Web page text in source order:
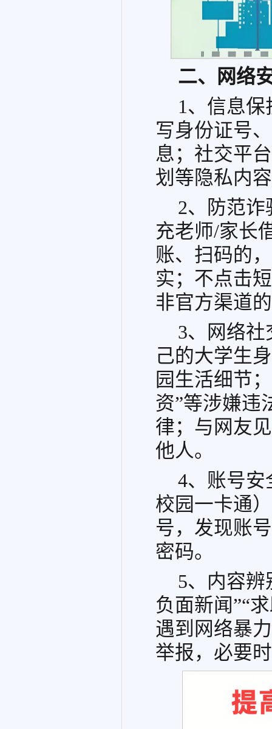
二、网络
1、信息
写身份证号
息；社交平
划等隐私内
2、防范诈
充老师/家长
账、扫码的
实；不点击
非官方渠道
3、网络
己的大学生
园生活细节
资”等涉嫌违
律；与网友
他人。
4、账号
校园一卡通
号，发现账
密码。
5、内容辨
负面新闻”“
遇到网络暴
举报，必要